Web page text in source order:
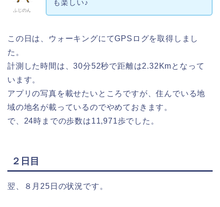
ふじのん
も楽しい♪
この日は、ウォーキングにてGPSログを取得しまし
た。
計測した時間は、30分52秒で距離は2.32Kmとなって
います。
アプリの写真を載せたいところですが、住んでいる地
域の地名が載っているのでやめておきます。
で、24時までの歩数は11,971歩でした。
２日目
翌、８月25日の状況です。